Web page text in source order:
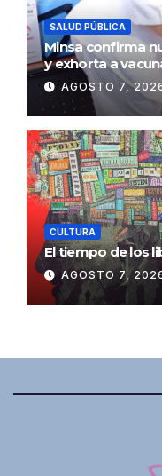
SALUD PÚBLICA
Minsa confirma
y exhorta a
AGOSTO 7,
CULTURA
El tiempo de los
AGOSTO 7,